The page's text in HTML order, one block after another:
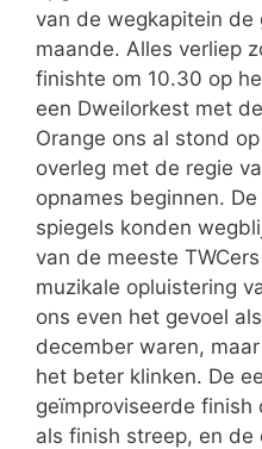
van de wegkapitein de
maande. Alles verliep
finishte om 10.30 op
een Dweilorkest met
Orange ons al stond
overleg met de regie
opnames beginnen.
spiegels konden
van de meeste
muzikale opluistering
ons even het gevoel
december waren,
het beter klinken. De
geïmproviseerde
als finish streep, en